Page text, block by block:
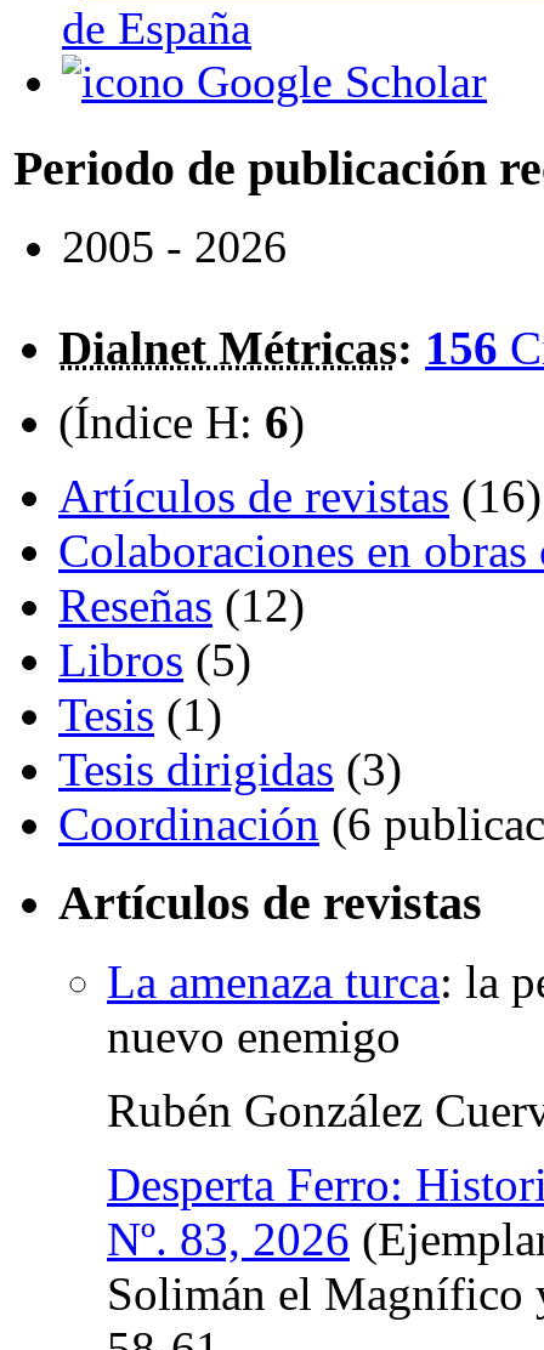
de España
Google Scholar
Periodo de publicación
2005 - 2026
Dialnet Métricas: 156
(Índice H: 6)
Artículos de revistas (16)
Colaboraciones en
Reseñas (12)
Libros (5)
Tesis (1)
Tesis dirigidas (3)
Coordinación (6
Artículos de revistas
La amenaza turca: la
nuevo enemigo
Rubén González
Desperta Ferro:
Nº. 83, 2026
Solimán el Magnífico